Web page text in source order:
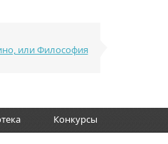
или Философия
Конкурсы